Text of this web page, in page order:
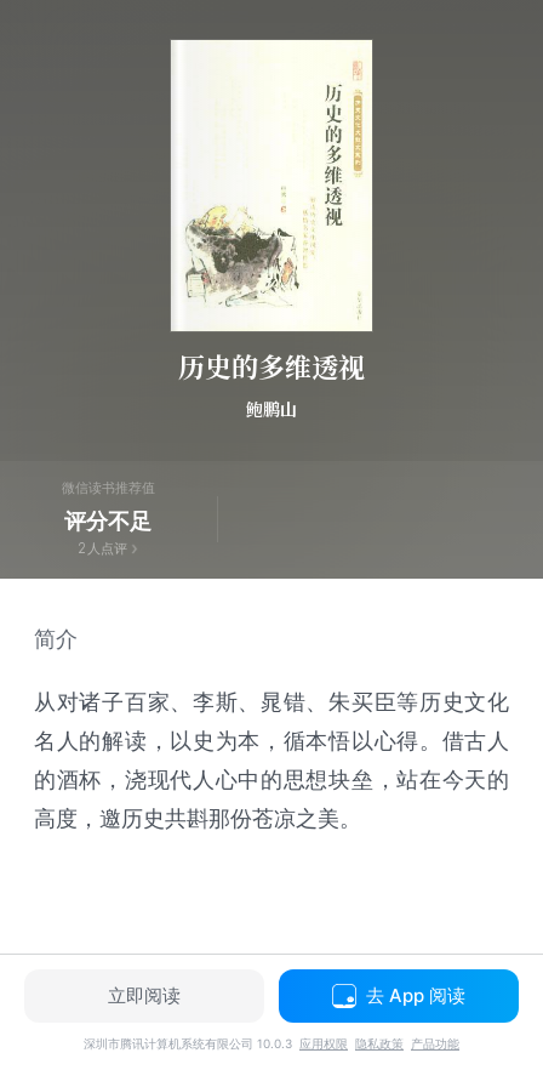
历史的多维透视
鲍鹏山
微信读书推荐值
评分不足
2 人点评
简介
从对诸子百家、李斯、晁错、朱买臣等历史文化
名人的解读，以史为本，循本悟以心得。借古人
的酒杯，浇现代人心中的思想块垒，站在今天的
高度，邀历史共斟那份苍凉之美。
立即阅读 去 App 阅读
深圳市腾讯计算机系统有限公司 10.0.3 应用权限 隐私政策 产品功能